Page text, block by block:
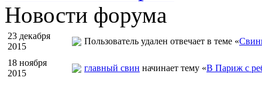
Новости форума
23 декабря
2015
Пользователь удален отвечает в теме «
18 ноября
2015
главный свин начинает тему «В Париж с